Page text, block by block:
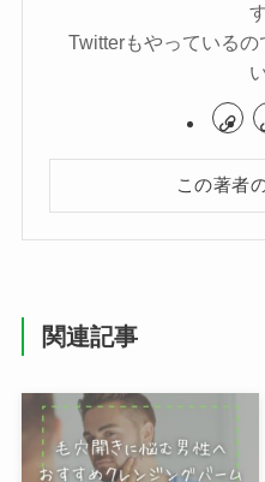
Twitterもやっている
この著者
関連記事